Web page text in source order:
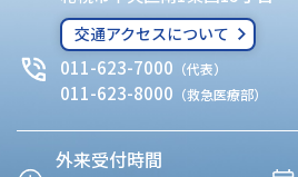
交通アクセスについて
011-623-7000 （代表）
011-623-8000 （救急医療部）
外来受付時間